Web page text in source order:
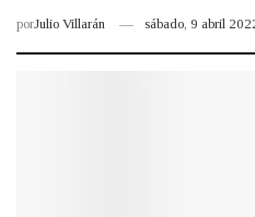
porJulio Villarán sábado, 9 abril